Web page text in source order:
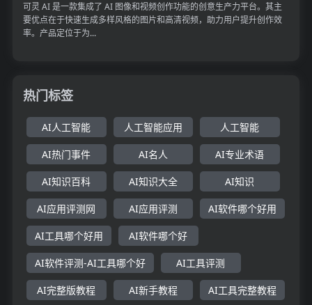
可灵 AI 是一款集成了 AI 图像和视频创作功能的创意生产力平台。其主
要优点在于快速生成多样风格的图片和高清视频，助力用户提升创作效
率。产品定位于为...
热门标签
AI人工智能 人工智能应用 人工智能
AI热门事件 AI名人 AI专业术语
AI知识百科 AI知识大全 AI知识
AI应用评测网 AI应用评测 AI软件哪个好用
AI工具哪个好用 AI软件哪个好
AI软件评测-AI工具哪个好 AI工具评测
AI完整版教程 AI新手教程 AI工具完整教程